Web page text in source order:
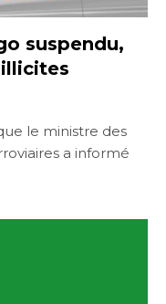
suspendu,
le ministre des
a informé